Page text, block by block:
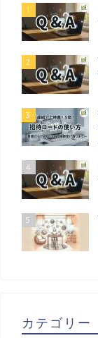
1
2
3
4
5
カテゴリー